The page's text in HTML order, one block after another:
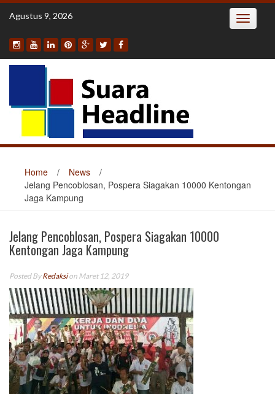
Skip
Agustus 9, 2026 Toggle
Home / News
/
Jelang Pencoblosan, Pospera Siagakan 10000 Kentongan
Jaga Kampung
Jelang Pencoblosan, Pospera Siagakan 10000
Kentongan Jaga Kampung
Posted ByRedaksion Maret 12, 2019